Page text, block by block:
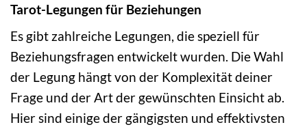
Tarot-Legungen für Beziehungen
Es gibt zahlreiche Legungen, die speziell für
Beziehungsfragen entwickelt wurden. Die Wahl
der Legung hängt von der Komplexität deiner
Frage und der Art der gewünschten Einsicht ab.
Hier sind einige der gängigsten und effektivsten